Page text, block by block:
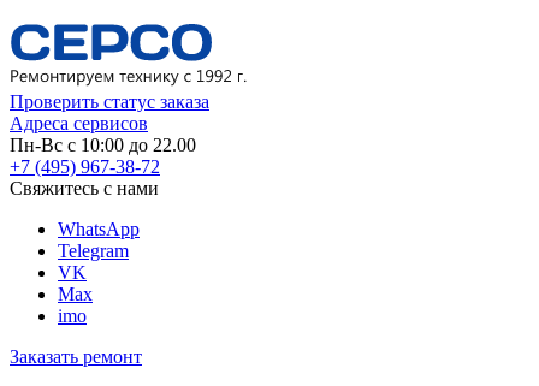
Проверить статус заказа
Адреса сервисов
Пн-Вс с 10:00 до 22.00
+7 (495) 967-38-72
Свяжитесь с нами
WhatsApp
Telegram
VK
Max
imo
Заказать ремонт